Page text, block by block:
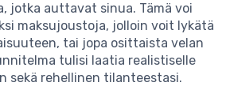
jotka auttavat sinua. Tämä voi
maksujoustoja, jolloin voit lykätä
tai jopa osittaista velan
tulisi laatia realistiselle
sekä rehellinen tilanteestasi.